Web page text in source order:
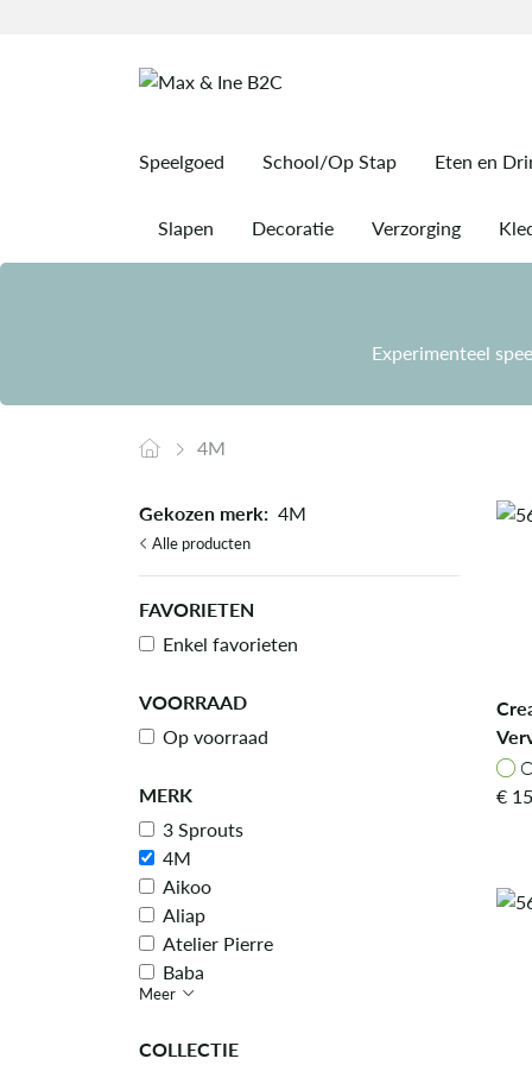
Speelgoed School/Op Stap Eten en
Slapen Decoratie Verzorging
Experimenteel
4M
Gekozen merk: 4M
Alle producten
FAVORIETEN
Enkel favorieten
VOORRAAD
Op voorraad
MERK
3 Sprouts
4M
Aikoo
Aliap
Atelier Pierre
Baba
Baghera
Bobux
Meer
COLLECTIE
€